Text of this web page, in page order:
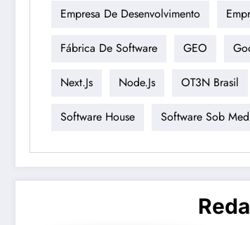
Empresa De Desenvolvimento
Fábrica De Software GEO
Next.js Node.js OT3N Brasil
Software House Software Sob